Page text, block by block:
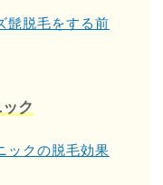
髭脱毛をする前
ク
ックの脱毛効果